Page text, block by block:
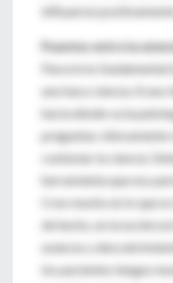
influyeron positivamente.
Puentes entre la
Para mí es
uno hace ciencia. Si
hacia dónde va la
preguntas clínicamente
contestar la ciencia.
herramienta que nos
Creo mucho en lo que
de hecho, en la
avances y
los pacientes tengas